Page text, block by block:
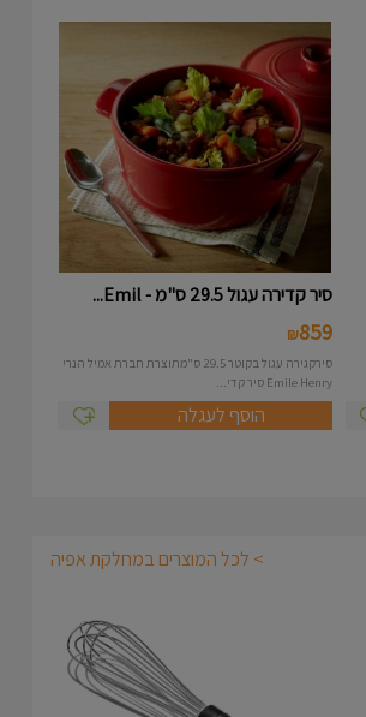
סיר קדירה עגול 29.5 ס"מ - Emil...
859
₪
סירקגירה עגול בקוטר 29.5 ס"מתוצרת חברת אמיל הנרי
Emile Henry סיר קדי...
הוסף לעגלה
> לכל המוצרים במחלקת אפיה